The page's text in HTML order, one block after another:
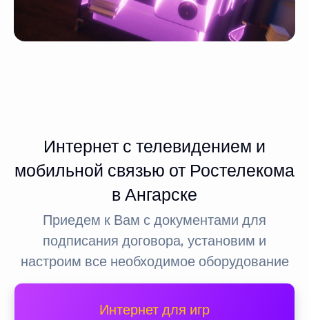
Интернет с телевидением и
мобильной связью от Ростелекома
в Ангарске
Приедем к Вам с документами для
подписания договора, установим и
настроим все необходимое оборудование
Интернет для игр